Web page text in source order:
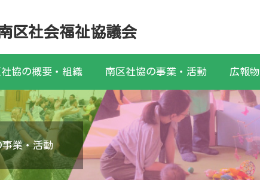
区社会福祉協議会
協の概要・組織 南区社協の事業・活動 広報物
業・活動